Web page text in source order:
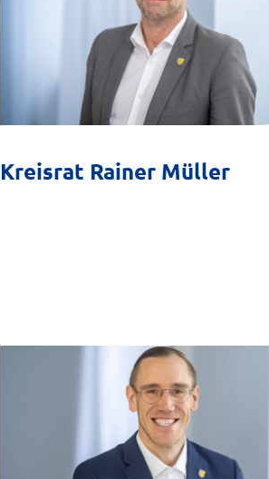
Kreisrat Rainer Müller